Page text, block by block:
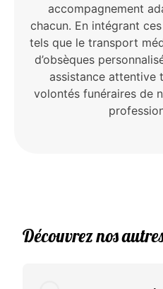
accompagnement
chacun. En intégrant
tels que le transport
d’obsèques
assistance attentive
volontés funéraires de
Découvrez nos